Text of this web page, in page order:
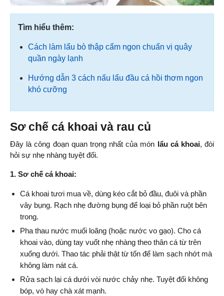
Tìm hiểu thêm:
Cách làm lẩu bò thập cẩm ngon chuẩn vị quây
quần ngày lạnh
Hướng dẫn 3 cách nấu lẩu đầu cá hồi thơm ngon
khó cưỡng
Sơ chế cá khoai và rau củ
Đây là công đoạn quan trọng nhất của món lẩu cá khoai, đòi
hỏi sự nhẹ nhàng tuyệt đối.
1. Sơ chế cá khoai:
Cá khoai tươi mua về, dùng kéo cắt bỏ đầu, đuôi và phần
vây bụng. Rạch nhẹ đường bụng để loại bỏ phần ruột bên
trong.
Pha thau nước muối loãng (hoặc nước vo gạo). Cho cá
khoai vào, dùng tay vuốt nhẹ nhàng theo thân cá từ trên
xuống dưới. Thao tác phải thật từ tốn để làm sạch nhớt mà
không làm nát cá.
Rửa sạch lại cá dưới vòi nước chảy nhẹ. Tuyệt đối không
bóp, vò hay chà xát mạnh.